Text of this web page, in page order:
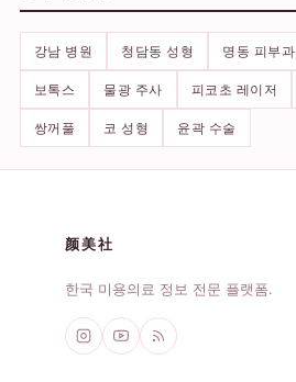
강남 병원 청담동 성형 명동 피부과
보톡스 물광 주사 피코초 레이저
쌍꺼풀 코 성형 윤곽 수술
颜美社
한국 미용의료 정보 전문 플랫폼.